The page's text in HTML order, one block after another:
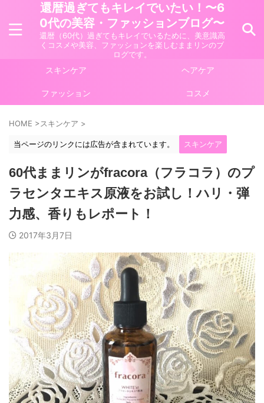
還暦過ぎてもキレイでいたい！〜6
0代の美容・ファッションブログ〜
還暦（60代）過ぎてもキレイでいるために、美意識高
くコスメや美容、ファッションを楽しむままリンのブ
ログです。
スキンケア ヘアケア
ファッション コスメ
HOME >スキンケア >
当ページのリンクには広告が含まれています。 スキンケア
60代ままリンがfracora（フラコラ）のプ
ラセンタエキス原液をお試し！ハリ・弾
力感、香りもレポート！
2017年3月7日